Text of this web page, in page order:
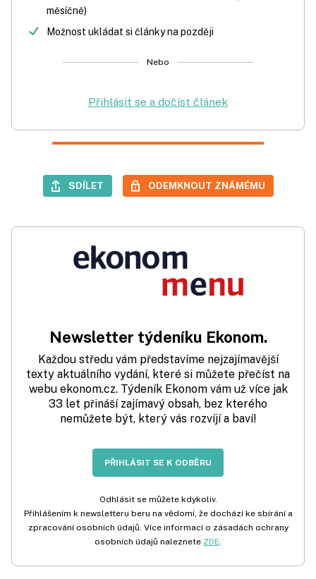
měsíčně)
Možnost ukládat si články na později
Nebo
Přihlásit se a dočíst článek
SDÍLET ODEMKNOUT ZNÁMÉMU
Newsletter týdeníku Ekonom.
Každou středu vám představíme nejzajímavější
texty aktuálního vydání, které si můžete přečíst na
webu ekonom.cz. Týdeník Ekonom vám už více jak
33 let přináší zajímavý obsah, bez kterého
nemůžete být, který vás rozvíjí a baví!
PŘIHLÁSIT SE K ODBĚRU
Odhlásit se můžete kdykoliv.
Přihlášením k newsletteru beru na vědomí, že dochází ke sbírání a
zpracování osobních údajů. Více informací o zásadách ochrany
osobních údajů naleznete ZDE.